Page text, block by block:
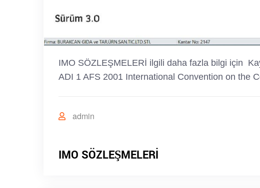
IMO SÖZLEŞMELERİ ilgili daha fazla bilgi için
ADI 1 AFS 2001 International Convention on the
admin
IMO SÖZLEŞMELERİ